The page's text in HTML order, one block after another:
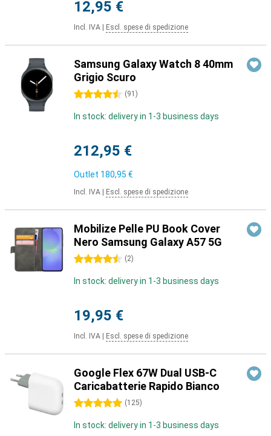
12,95 €
Incl. IVA Escl. spese di spedizione
Samsung Galaxy Watch 8 40mm
Grigio Scuro
4.5 stelle (91 )
In stock: delivery in 1-3 business days
212,95 €
Outlet 180,95 €
Incl. IVA Escl. spese di spedizione
Mobilize Pelle PU Book Cover
Nero Samsung Galaxy A57 5G
4.5 stelle (2)
In stock: delivery in 1-3 business days
19,95 €
Incl. IVA Escl. spese di spedizione
Google Flex 67W Dual USB-C
Caricabatterie Rapido Bianco
5 stelle (125)
In stock: delivery in 1-3 business days